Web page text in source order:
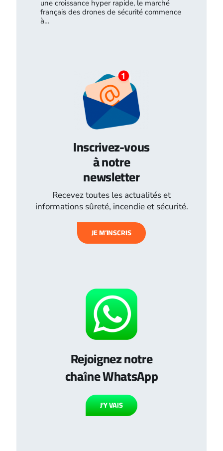
une croissance hyper rapide, le marché
français des drones de sécurité commence
à…
Inscrivez-vous
à notre
newsletter
Recevez toutes les actualités et
informations sûreté, incendie et sécurité.
JE M’INSCRIS
Rejoignez notre
chaîne WhatsApp
J’Y VAIS